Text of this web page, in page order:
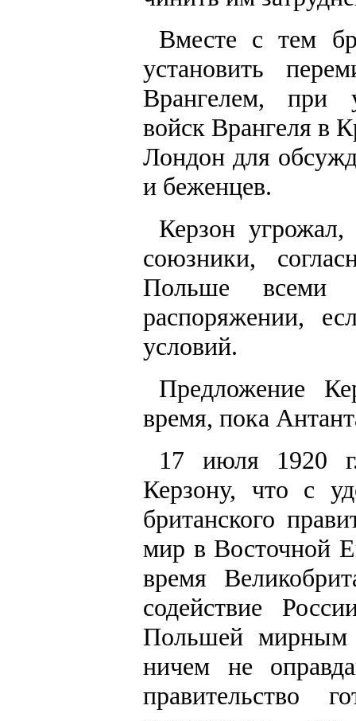
Вместе с тем
установить
Врангелем, при
войск Врангеля в
Лондон для
и беженцев.
Керзон угрожал,
союзники,
Польше всеми
распоряжении,
условий.
Предложение
время, пока
17 июля 1920 г.
Керзону, что с
британского
мир в Восточной
время
содействие
Польшей мирным
ничем не
правительство